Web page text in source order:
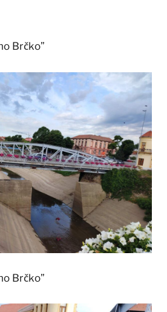
Brčko”
Brčko”